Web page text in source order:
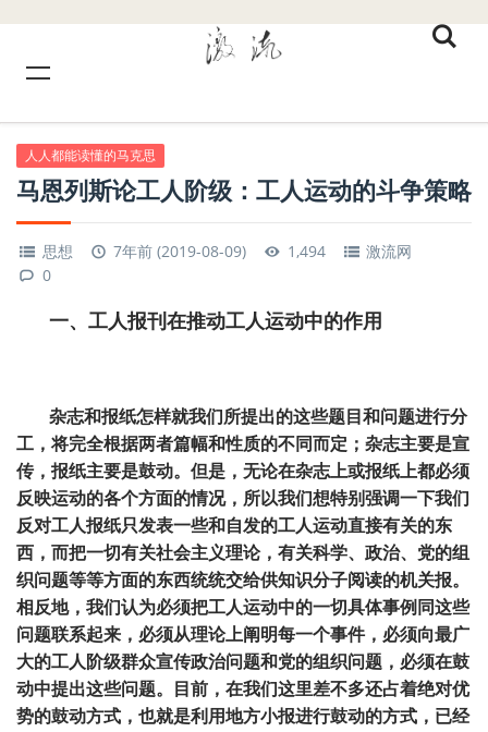
人人都能读懂的马克思
马恩列斯论工人阶级：工人运动的斗争策略
思想 7年前 (2019-08-09) 1,494
激流网
0
一、工人报刊在推动工人运动中的作用
杂志和报纸怎样就我们所提出的这些题目和问题进行分
工，将完全根据两者篇幅和性质的不同而定；杂志主要是宣
传，报纸主要是鼓动。但是，无论在杂志上或报纸上都必须
反映运动的各个方面的情况，所以我们想特别强调一下我们
反对工人报纸只发表一些和自发的工人运动直接有关的东
西，而把一切有关社会主义理论，有关科学、政治、党的组
织问题等等方面的东西统统交给供知识分子阅读的机关报。
相反地，我们认为必须把工人运动中的一切具体事例同这些
问题联系起来，必须从理论上阐明每一个事件，必须向最广
大的工人阶级群众宣传政治问题和党的组织问题，必须在鼓
动中提出这些问题。目前，在我们这里差不多还占着绝对优
势的鼓动方式，也就是利用地方小报进行鼓动的方式，已经